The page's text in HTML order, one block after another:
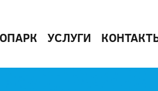
УСЛУГИ